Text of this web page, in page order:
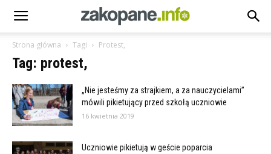
Strona główna Tagi Protest,
Tag: protest,
„Nie jesteśmy za strajkiem, a za nauczycielami”
mówili pikietujący przed szkołą uczniowie
16 kwietnia 2019
Uczniowie pikietują w geście poparcia